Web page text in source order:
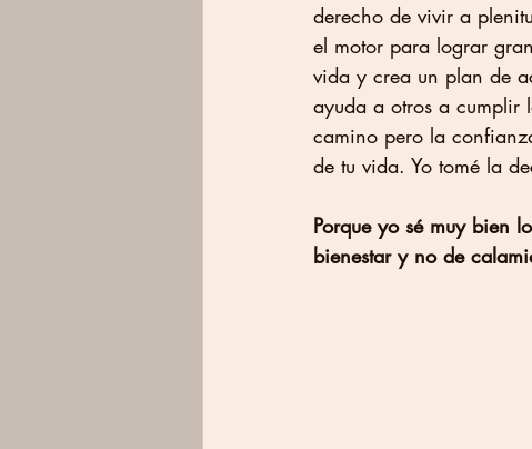
derecho de vivir a
el motor para lograr
vida y crea un plan de
ayuda a otros a cumplir
camino pero la
de tu vida. Yo tomé la
Porque yo sé muy bien
bienestar y no de